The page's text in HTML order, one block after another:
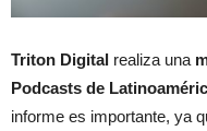
Triton Digital realiza una
Podcasts de
informe es importante, ya